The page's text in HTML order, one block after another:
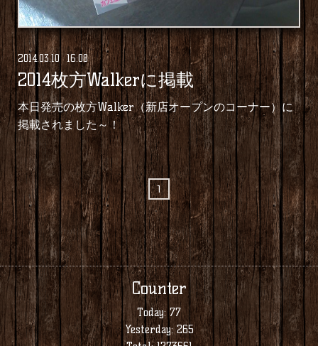
2014.03.10 16:08
2014枚方Walkerに掲載
本日発売の枚方Walker（新店オープンのコーナー）に
掲載されました～！
1
Counter
Today: 77
Yesterday:265